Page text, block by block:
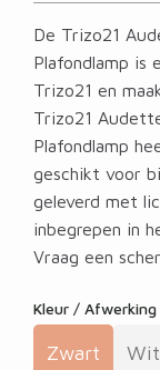
De Trizo21
Plafondlamp is
Trizo21 en
Trizo21
Plafondlamp
geschikt voor
geleverd met
inbegrepen in
Vraag een
Kleur / Afwerking
Zwart Wit